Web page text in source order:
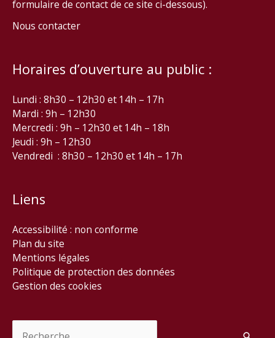
formulaire de contact de ce site ci-dessous).
Nous contacter
Horaires d’ouverture au public :
Lundi : 8h30 – 12h30 et 14h – 17h
Mardi : 9h – 12h30
Mercredi : 9h – 12h30 et 14h – 18h
Jeudi : 9h – 12h30
Vendredi : 8h30 – 12h30 et 14h – 17h
Liens
Accessibilité : non conforme
Plan du site
Mentions légales
Politique de protection des données
Gestion des cookies